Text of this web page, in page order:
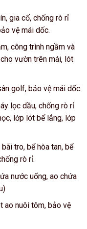
gia cố, chống rò rỉ
vệ mái dốc.
công trình ngầm và
vườn trên mái, lót
golf, bảo vệ mái dốc.
lọc dầu, chống rò rỉ
lớp lót bể lắng, lớp
tro, bể hòa tan, bể
rò rỉ.
nước uống, ao chứa
ao nuôi tôm, bảo vệ